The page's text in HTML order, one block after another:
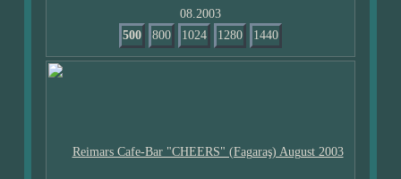
08.2003
500
800 1024 1280 1440